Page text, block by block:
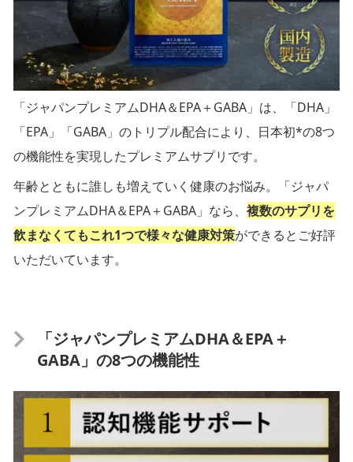
「ジャパンプレミアムDHA＆EPA＋GABA」は、「DHA」
「EPA」「GABA」のトリプル配合により、日本初*の8つ
の機能性を実現したプレミアムサプリです。
年齢とともに誰しも増えていく健康のお悩み。「ジャパ
ンプレミアムDHA＆EPA＋GABA」なら、 複数のサプリを
飲まなくてもこれ1つで様々な健康対策ができるとご好評
いただいています。
「ジャパンプレミアムDHA＆EPA＋
GABA」の8つの機能性